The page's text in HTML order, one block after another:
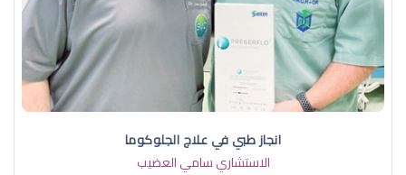
انجاز طبي في علاج الجلوكوما
الاستشاري سامي العضيب